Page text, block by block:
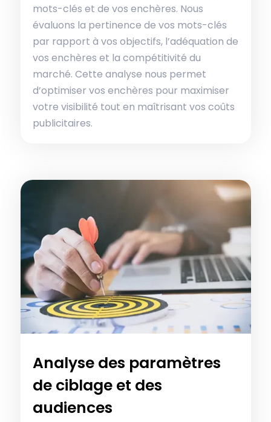
mots-clés et de vos enchères. Nous
évaluons la pertinence de vos mots-clés
par rapport à vos objectifs, l’adéquation de
vos enchères et la compétitivité du
marché. Cette analyse nous permet
d’optimiser vos enchères pour maximiser
votre visibilité tout en maîtrisant vos coûts
publicitaires.
Analyse des paramètres
de ciblage et des
audiences